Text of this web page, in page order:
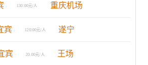
130.00元/人 重庆机场
宾 120.00元/人 遂宁
宾 20.00元/人 王场